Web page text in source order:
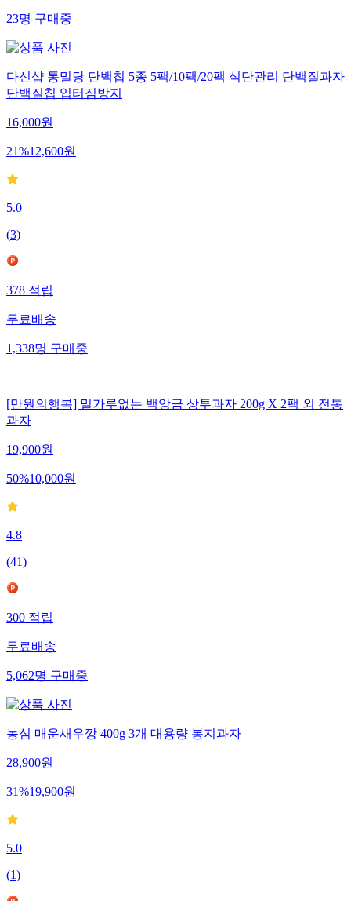
23명구매중
다신샵 통밀당 단백칩 5종 5팩/10팩/20팩 식단관리 단백질과자
단백질칩 입터짐방지
16,000원
21%12,600원
5.0
(3)
378적립
무료배송
1,338명구매중
[만원의행복] 밀가루없는 백앙금 상투과자 200g X 2팩 외 전통
과자
19,900원
50%10,000원
4.8
(41)
300적립
무료배송
5,062명구매중
농심 매운새우깡 400g 3개 대용량 봉지과자
28,900원
31%19,900원
5.0
(1)